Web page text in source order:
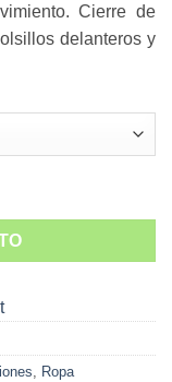
Cierre de
delanteros y
, Ropa